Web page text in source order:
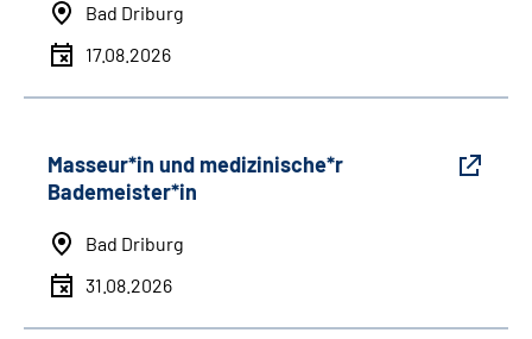
Bad Driburg
17.08.2026
Masseur*in und medizinische*r
Bademeister*in
Bad Driburg
31.08.2026